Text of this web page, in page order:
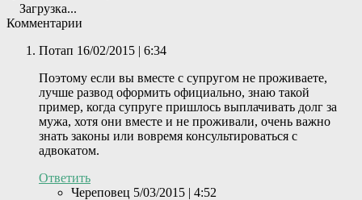
Загрузка...
Комментарии
Потап 16/02/2015 | 6:34
Поэтому если вы вместе с супругом не проживаете,
лучше развод оформить официально, знаю такой
пример, когда супруге пришлось выплачивать долг за
мужа, хотя они вместе и не проживали, очень важно
знать законы или вовремя консультироваться с
адвокатом.
Ответить
Череповец 5/03/2015 | 4:52